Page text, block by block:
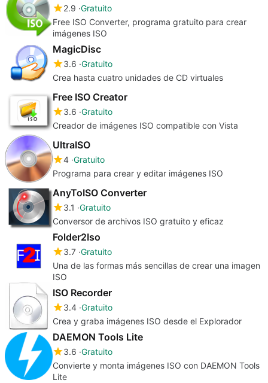
2.9 Gratuito
Free ISO Converter, programa gratuito para crear
imágenes ISO
MagicDisc
3.6 Gratuito
Crea hasta cuatro unidades de CD virtuales
Free ISO Creator
3.6 Gratuito
Creador de imágenes ISO compatible con Vista
UltraISO
4 Gratuito
Programa para crear y editar imágenes ISO
AnyToISO Converter
3.1 Gratuito
Conversor de archivos ISO gratuito y eficaz
Folder2Iso
3.7 Gratuito
Una de las formas más sencillas de crear una imagen
ISO
ISO Recorder
3.4 Gratuito
Crea y graba imágenes ISO desde el Explorador
DAEMON Tools Lite
3.6 Gratuito
Convierte y monta imágenes ISO con DAEMON Tools
Lite